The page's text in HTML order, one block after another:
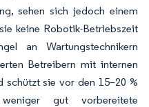
sehen sich jedoch einem
keine Robotik-Betriebszeit
an Wartungstechnikern
Betreibern mit internen
schützt sie vor den 15–20 %
gut vorbereitete